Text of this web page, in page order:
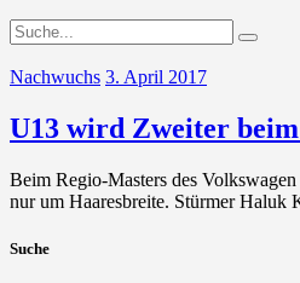
Nachwuchs 3. April 2017
U13 wird Zweiter
Beim Regio-Masters des
nur um Haaresbreite. Stürmer Haluk
Suche